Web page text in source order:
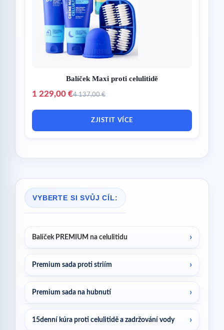
Balíček Maxi proti celulitidě
1 229,00 €4 137,00 €
ZJISTIT VÍCE
VYBERTE SI SVŮJ CÍL:
Balíček PREMIUM na celulitidu
Premium sada proti striím
Premium sada na hubnutí
15denní kúra proti celulitidě a zadržování vody